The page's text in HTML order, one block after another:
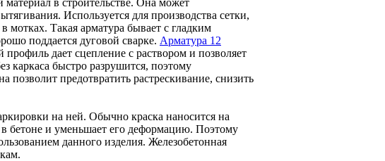
Используется для производства сетки,
мотках. Такая арматура бывает с гладким
поддается дуговой сварке. Арматура 12
дает сцепление с раствором и позволяет
каркаса быстро разрушится, поэтому
предотвратить растрескивание, снизить
на ней. Обычно краска наносится на
бетоне и уменьшает его деформацию. Поэтому
данного изделия. Железобетонная